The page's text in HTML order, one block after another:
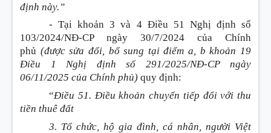
định này.”
-Tại khoản 3 và 4 Điều 51 Nghị định số
103/2024/NĐ-CP ngày 30/7/2024 của Chính
phủ (được sửa đổi, bổ sung tại điểm a, b khoản 19
Điều 1 Nghị định số 291/2025/NĐ-CP ngày
06/11/2025 của Chính phủ) quy định:
“Điều 51. Điều khoản chuyển tiếp đối với thu
tiền thuê đất
3. Tổ chức, hộ gia đình, cá nhân, người Việt